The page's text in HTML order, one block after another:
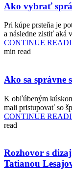
Ako vybrať
Pri kúpe prsteňa je
a následne zistiť
CONTINUE
min read
Ako sa správne
K obľúbeným
mali pristupovať so
CONTINUE
read
Rozhovor s
Tatianou